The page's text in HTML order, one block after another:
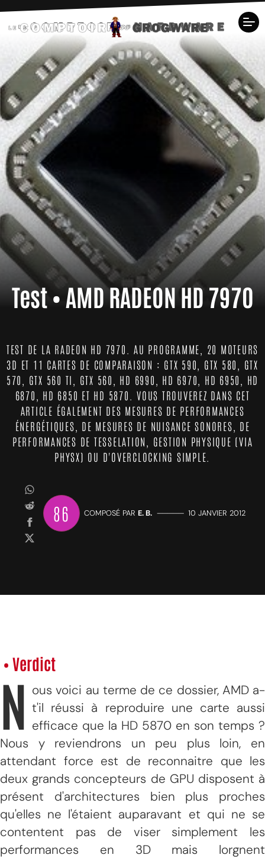
Test • AMD RADEON HD 7970
TEST DE LA RADEON HD 7970. AU PROGRAMME, 20 MOTEURS
3D ET 11 CARTES DE COMPARAISON : GTX 590, GTX 580, GTX
570, GTX 560 TI, GTX 560, HD 6990, HD 6970, HD 6950, HD
6870, HD 6850 ET HD 5870. VOUS TROUVEREZ DANS CET
ARTICLE ÉGALEMENT DES MESURES DE PERFORMANCES
ÉNERGÉTIQUES, DE MESURES DE NUISANCE SONORES, DE
PERFORMANCES DE TESSELATION, GESTION PHYSIQUE (VIA
PHYSX) OU D'OVERCLOCKING SIMPLE.
86 COMPOSÉ PAR E. B. ————— 10 JANVIER 2012
• Verdict
N ous voici au terme de ce dossier, AMD a-
t'il réussi à reproduire une carte aussi
efficace que la HD 5870 en son temps ?
Nous y reviendrons un peu plus loin, en
attendant force est de reconnaitre que les
deux grands concepteurs de GPU disposent à
présent d'architectures bien plus proches
qu'elles ne l'étaient auparavant et qui ne se
contentent pas de viser simplement les
performances en 3D mais lorgnent